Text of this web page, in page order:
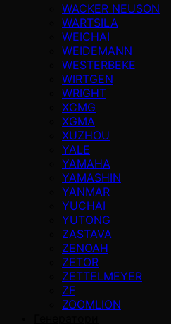
WACKER NEUSON
WARTSILA
WEICHAI
WEIDEMANN
WESTERBEKE
WIRTGEN
WRIGHT
XCMG
XGMA
XUZHOU
YALE
YAMAHA
YAMASHIN
YANMAR
YUCHAI
YUTONG
ZASTAVA
ZENOAH
ZETOR
ZETTELMEYER
ZF
ZOOMLION